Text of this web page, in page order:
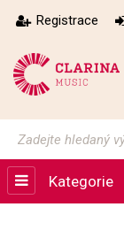
Registrace
Kategorie